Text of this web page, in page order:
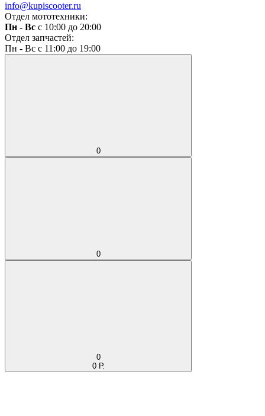
info@kupiscooter.ru
Отдел мототехники:
Пн - Вс с 10:00 до 20:00
Отдел запчастей:
Пн - Вс с 11:00 до 19:00
0
0
0
0 Р.